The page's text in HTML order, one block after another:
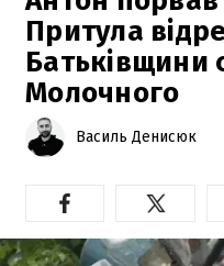
Притула
Батьківщини
Молочного
Василь Денисюк